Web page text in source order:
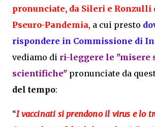
pronunciate, da Sileri e Ronzulli
Pseuro-Pandemia, a cui presto
rispondere in Commissione di
vediamo di ri-leggere le "misere
scientifiche" pronunciate da
del tempo:
“I vaccinati si prendono il virus e lo